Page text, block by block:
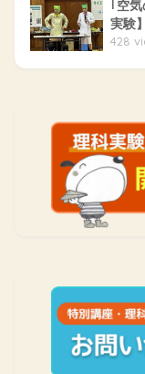
｢空
実験】
428